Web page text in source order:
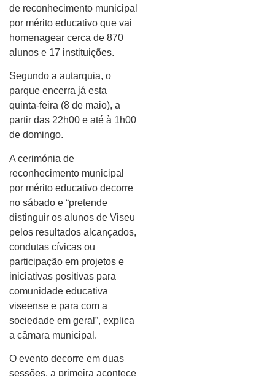
de reconhecimento municipal
por mérito educativo que vai
homenagear cerca de 870
alunos e 17 instituições.
Segundo a autarquia, o
parque encerra já esta
quinta-feira (8 de maio), a
partir das 22h00 e até à 1h00
de domingo.
A cerimónia de
reconhecimento municipal
por mérito educativo decorre
no sábado e “pretende
distinguir os alunos de Viseu
pelos resultados alcançados,
condutas cívicas ou
participação em projetos e
iniciativas positivas para
comunidade educativa
viseense e para com a
sociedade em geral”, explica
a câmara municipal.
O evento decorre em duas
sessões, a primeira acontece